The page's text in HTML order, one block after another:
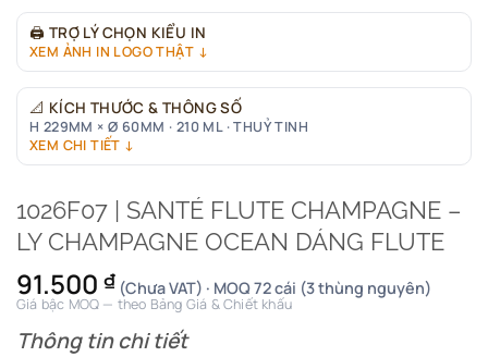
🖨 TRỢ LÝ CHỌN KIỂU IN
XEM ẢNH IN LOGO THẬT ↓
📐 KÍCH THƯỚC & THÔNG SỐ
H 229MM × Ø 60MM · 210 ML · THUỶ TINH
XEM CHI TIẾT ↓
1026F07 | SANTÉ FLUTE CHAMPAGNE –
LY CHAMPAGNE OCEAN DÁNG FLUTE
91.500 ₫ (Chưa VAT) · MOQ 72 cái (3 thùng nguyên)
Giá bậc MOQ — theo Bảng Giá & Chiết khấu
Thông tin chi tiết